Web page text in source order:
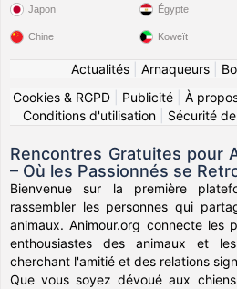
Japon
Chine
Égypte
Koweït
Actualités| Arnaqueurs|
Cookies & RGPD
Publicité À
Conditions d'utilisation| Sécurité
Rencontres Gratuites pour
– Où les Passionnés se
Bienvenue sur la première
rassembler les personnes qui
animaux. Animour.org connecte les
enthousiastes des animaux et
cherchant l'amitié et des relations
Que vous soyez dévoué aux